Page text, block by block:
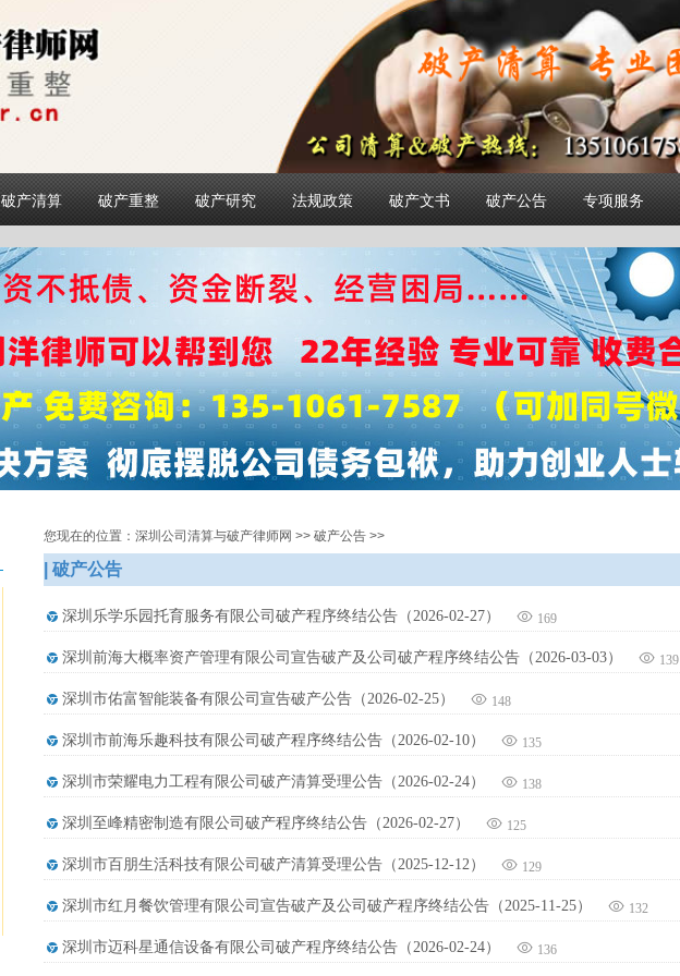
破产清算 破产重整 破产研究 法规政策 破产文书 破产公告 专项服务
简体
您现在的位置：深圳公司清算与破产律师网 >> 破产公告 >>
| 破产公告
深圳乐学乐园托育服务有限公司破产程序终结公告（2026-02-27） 169
深圳前海大概率资产管理有限公司宣告破产及公司破产程序终结公告（2026-03-03） 139
深圳市佑富智能装备有限公司宣告破产公告（2026-02-25） 148
深圳市前海乐趣科技有限公司破产程序终结公告（2026-02-10） 135
深圳市荣耀电力工程有限公司破产清算受理公告（2026-02-24） 138
深圳至峰精密制造有限公司破产程序终结公告（2026-02-27） 125
深圳市百朋生活科技有限公司破产清算受理公告（2025-12-12） 129
深圳市红月餐饮管理有限公司宣告破产及公司破产程序终结公告（2025-11-25） 132
深圳市迈科星通信设备有限公司破产程序终结公告（2026-02-24） 136